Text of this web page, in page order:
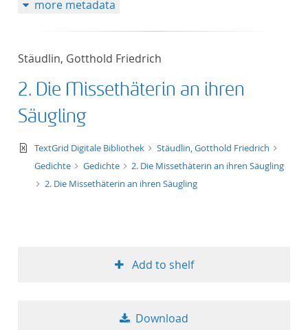
more metadata
Stäudlin, Gotthold Friedrich
2. Die Missethäterin an ihren
Säugling
text/xml
TextGrid Digitale Bibliothek
Stäudlin, Gotthold Friedrich
Gedichte
Gedichte
2. Die Missethäterin an ihren Säugling
2. Die Missethäterin an ihren Säugling
Add to shelf
Download